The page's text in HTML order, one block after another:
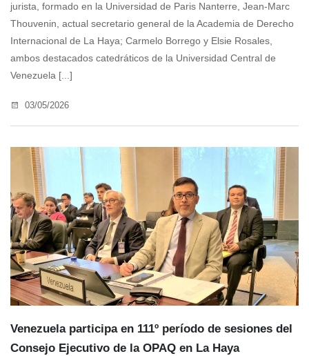
jurista, formado en la Universidad de Paris Nanterre, Jean-Marc
Thouvenin, actual secretario general de la Academia de Derecho
Internacional de La Haya; Carmelo Borrego y Elsie Rosales,
ambos destacados catedráticos de la Universidad Central de
Venezuela [...]
03/05/2026
Venezuela participa en 111º período de sesiones del
Consejo Ejecutivo de la OPAQ en La Haya